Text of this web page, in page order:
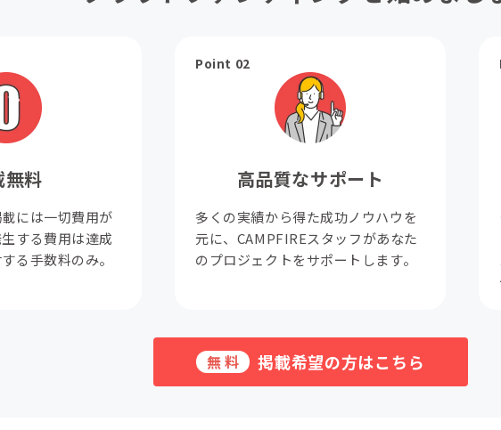
無料
には一切費用が
する費用は達成
る手数料のみ。
Point 02
高品質なサポート
多くの実績から得た成功ノウハウを
元に、CAMPFIREスタッフがあなた
のプロジェクトをサポートします。
無料 掲載希望の方はこちら